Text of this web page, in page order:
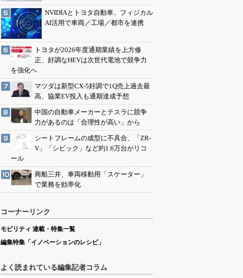
NVIDIAとトヨタ自動車、フィジカル
AI活用で車両／工場／都市を連携
トヨタが2026年度通期業績を上方修
正、好調なHEVは次世代電池で競争力
を強化へ
マツダは新型CX-5好調で1Q売上過去最
高、協業EV投入も通期達成予想
中国の自動車メーカーとテスラに競争
力があるのは「合理性が高い」から
シートフレームの成型に不具合、「ZR-
V」「シビック」など約1.6万台がリコ
ール
商船三井、車両移動用「スケーター」
で業務を効率化
コーナーリンク
モビリティ 連載・特集一覧
編集特集「イノベーションのレシピ」
よく読まれている編集記者コラム